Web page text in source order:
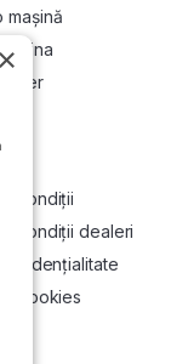
mașină
condiții
condiții dealeri
cookies
×